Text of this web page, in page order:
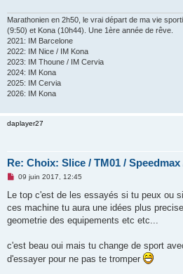
Marathonien en 2h50, le vrai départ de ma vie
(9:50) et Kona (10h44). Une 1ère année de rêve.
2021: IM Barcelone
2022: IM Nice / IM Kona
2023: IM Thoune / IM Cervia
2024: IM Kona
2025: IM Cervia
2026: IM Kona
daplayer27
Re: Choix: Slice / TM01 /
M
s
a
g
o
l
09 juin 2017, 12:45
Le top c'est de les essayés si tu peux ou
ces machine tu aura une idées plus
geometrie des equipements etc etc...
c'est beau oui mais tu change de sport
d'essayer pour ne pas te tromper